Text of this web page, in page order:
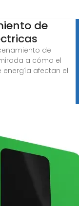
de
de
a cómo el
energía afectan el